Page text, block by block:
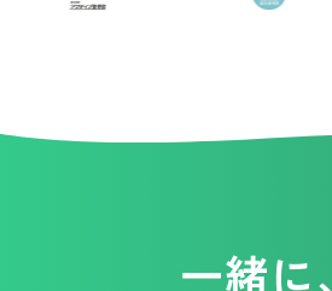
一緒に、